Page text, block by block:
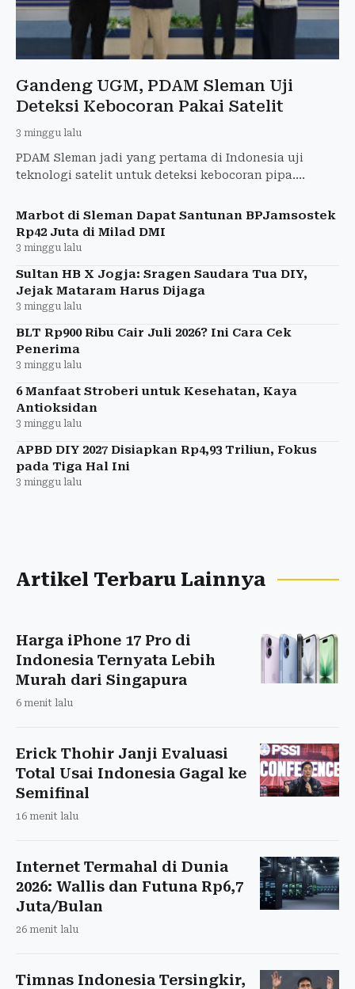
Gandeng UGM, PDAM Sleman Uji
Deteksi Kebocoran Pakai Satelit
3 minggu lalu
PDAM Sleman jadi yang pertama di Indonesia uji
teknologi satelit untuk deteksi kebocoran pipa.
Marbot di Sleman Dapat Santunan BPJamsostek
Rp42 Juta di Milad DMI
3 minggu lalu
Sultan HB X Jogja: Sragen Saudara Tua DIY,
Jejak Mataram Harus Dijaga
3 minggu lalu
BLT Rp900 Ribu Cair Juli 2026? Ini Cara Cek
Penerima
3 minggu lalu
6 Manfaat Stroberi untuk Kesehatan, Kaya
Antioksidan
3 minggu lalu
APBD DIY 2027 Disiapkan Rp4,93 Triliun, Fokus
pada Tiga Hal Ini
3 minggu lalu
Artikel Terbaru Lainnya
Harga iPhone 17 Pro di
Indonesia Ternyata Lebih
Murah dari Singapura
6 menit lalu
Erick Thohir Janji Evaluasi
Total Usai Indonesia Gagal ke
Semifinal
16 menit lalu
Internet Termahal di Dunia
2026: Wallis dan Futuna Rp6,7
Juta/Bulan
26 menit lalu
Timnas Indonesia Tersingkir,